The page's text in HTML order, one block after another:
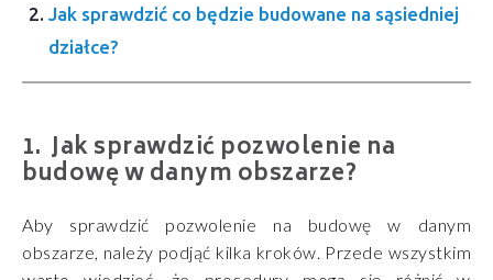
Jak sprawdzić co będzie budowane na sąsiedniej
działce?
Jak sprawdzić pozwolenie na
budowę w danym obszarze?
Aby sprawdzić pozwolenie na budowę w danym
obszarze, należy podjąć kilka kroków. Przede wszystkim